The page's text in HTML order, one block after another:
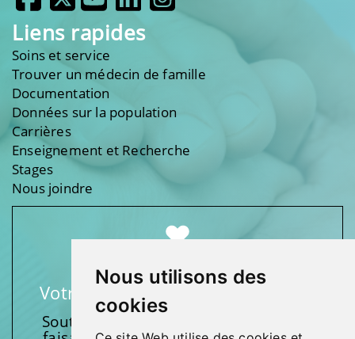
Nous utilisons des
cookies
Liens rapides
Soins et service
Trouver un médecin de famille
Documentation
Données sur la population
Carrières
Enseignement et Recherche
Stages
Nous joindre
Votre soutien fait une différence
Soutenez l’une de nos fondations en